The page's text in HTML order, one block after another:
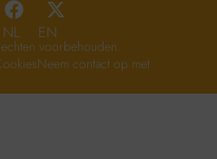
NL EN
voorbehouden.
Neem contact op met